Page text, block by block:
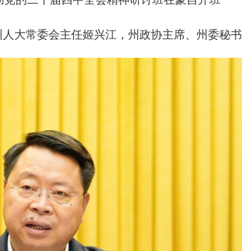
大常委会主任姬兴江，州政协主席、州委秘书